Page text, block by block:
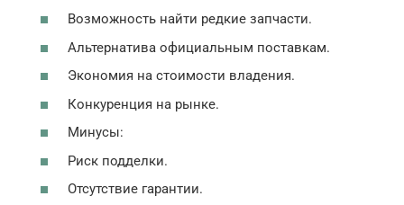
Возможность найти редкие запчасти.
Альтернатива официальным поставкам.
Экономия на стоимости владения.
Конкуренция на рынке.
Минусы:
Риск подделки.
Отсутствие гарантии.